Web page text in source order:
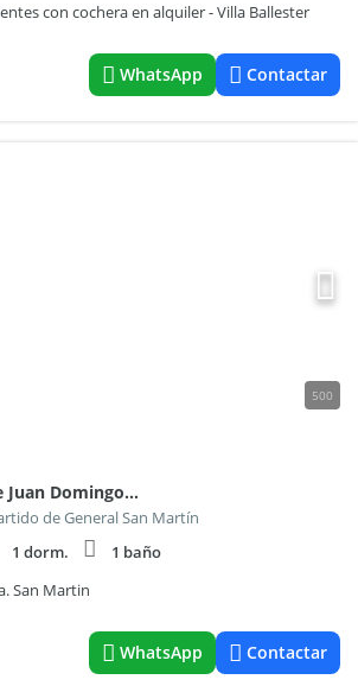
con cochera en alquiler - Villa Ballester
WhatsApp Contactar
500
Avenida Presidente Juan Domingo Perón 3900
de General San Martín
1 dorm.
1 baño
San Martin
WhatsApp Contactar